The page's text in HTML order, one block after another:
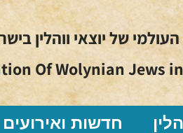
של יוצאי ווהלין
Of Wolynian Jews
חדשות ואירועים